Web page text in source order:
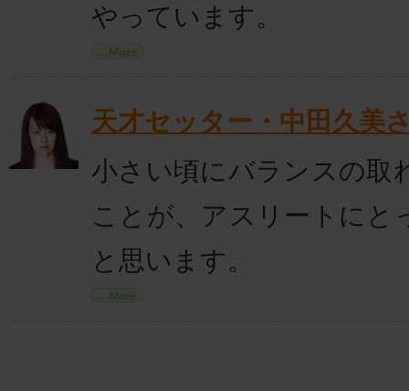
やっています。
天才セッター・中田久美
小さい頃にバランスの取
ことが、アスリートにと
と思います。